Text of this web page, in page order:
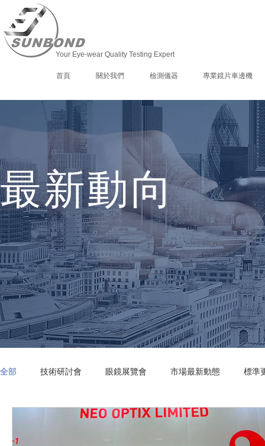
Your Eye-wear Quality Testing Expert
首頁 關於我們 檢測儀器 專業鏡片車邊機
最新動向
全部 技術研討會 眼鏡展覽會 市場最新動態 標準